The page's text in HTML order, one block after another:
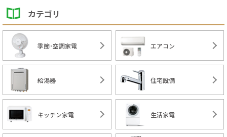
カテゴリ
季節･空調家電 エアコン
給湯器 住宅設備
キッチン家電 生活家電